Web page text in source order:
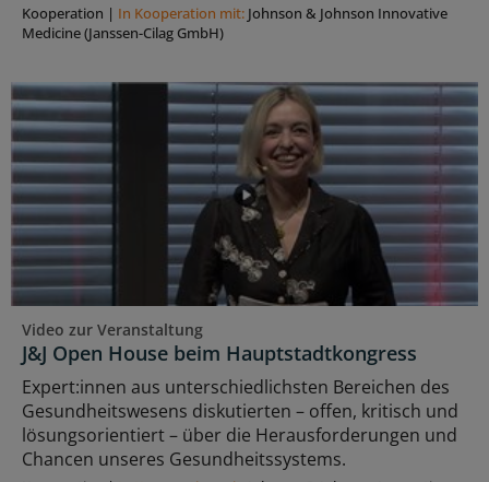
Kooperation | In Kooperation mit: Johnson & Johnson Innovative
Medicine (Janssen-Cilag GmbH)
Video zur Veranstaltung
J&J Open House beim Hauptstadtkongress
Expert:innen aus unterschiedlichsten Bereichen des
Gesundheitswesens diskutierten – offen, kritisch und
lösungsorientiert – über die Herausforderungen und
Chancen unseres Gesundheitssystems.